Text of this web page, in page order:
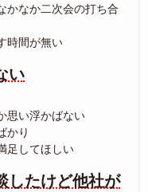
かなか二次会の打ち合
時間が無い
い
思い浮かばない
かり
足してほしい
したけど他社が